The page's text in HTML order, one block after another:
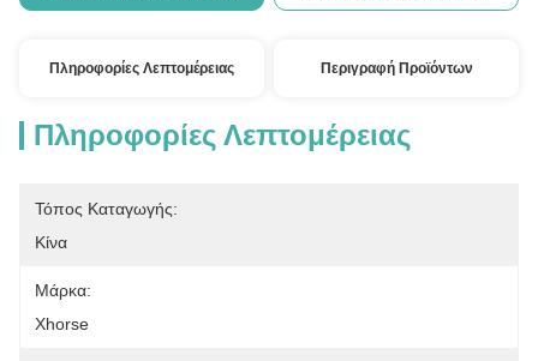
Πληροφορίες Λεπτομέρειας Περιγραφή Προϊόντων
Πληροφορίες Λεπτομέρειας
Τόπος Καταγωγής:
Κίνα
Μάρκα:
Xhorse